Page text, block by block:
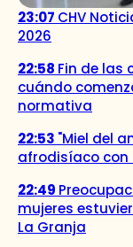
23:07 CHV
2026
22:58 Fin de las
cuándo
normativa
22:53 "Miel del
afrodisíaco con
22:49
mujeres
La Granja